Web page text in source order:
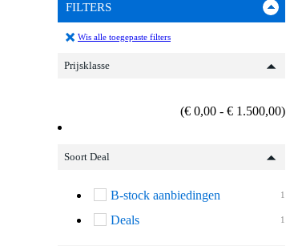
FILTERS
Wis alle toegepaste filters
Prijsklasse
(€ 0,00 - € 1.500,00)
Soort Deal
1
B-stock aanbiedingen
1
Deals